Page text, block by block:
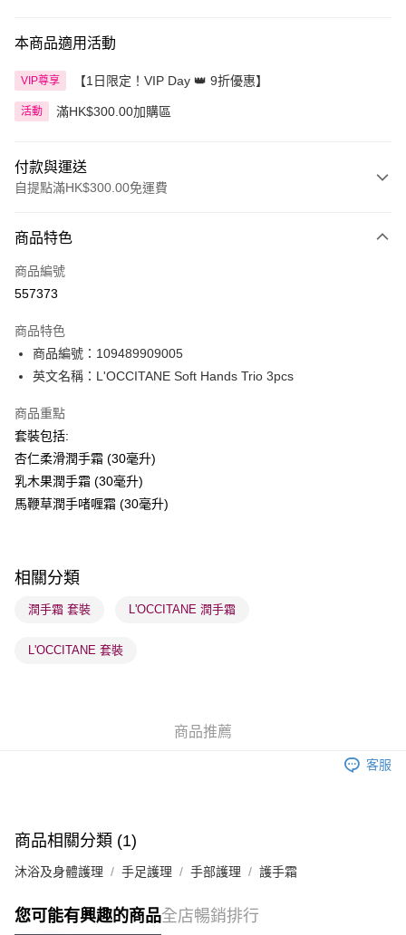
本商品適用活動
VIP尊享 【1日限定！VIP Day 👑 9折優惠】
活動 滿HK$300.00加購區
付款與運送
自提點滿HK$300.00免運費
信用卡
Apple Pay
PayMe
WeChat Pay
BoC Pay
送貨方式
順豐自助櫃 - 確認發貨後1-3個工作天送達
每筆HK$65.00，滿HK$300.00或以上免運費
每筆HK$65.00，滿HK$300.00或以上免運費
確認發貨後1-3 工作天送達，訂單將隨機分配至SF順豐速運或京東
每筆HK$65.00，滿HK$300.00或以上免運費
每筆HK$20.00，滿HK$100.00或以上免運費
(澳門門市) 只顯示可選門市。確認發貨後2-5個工作天到店，3天內
澳門地區配送 - 確認發貨後1-4個工作天送達
商品特色
商品編號
557373
商品特色
商品編號：109489909005
英文名稱：L'OCCITANE Soft Hands Trio 3pcs
商品重點
套裝包括:
杏仁柔滑潤手霜 (30毫升)
乳木果潤手霜 (30毫升)
馬鞭草潤手啫喱霜 (30毫升)
相關分類
潤手霜 套裝 L'OCCITANE 潤手霜
L'OCCITANE 套裝
商品推薦
客服
商品相關分類 (1)
沐浴及身體護理 手足護理 手部護理 護手霜
您可能有興趣的商品全店暢銷排行